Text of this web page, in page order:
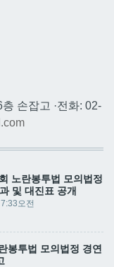
손잡고 ·전화: 02-
노란봉투법 모의법정
및 대진표 공개
오전
봉투법 모의법정 경연